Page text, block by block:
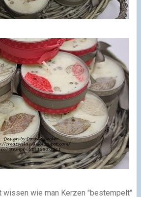
wissen wie man Kerzen "bestempelt"